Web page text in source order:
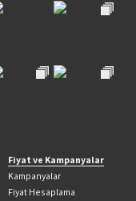
Fiyat ve Kampanyalar
Kampanyalar
Fiyat Hesaplama